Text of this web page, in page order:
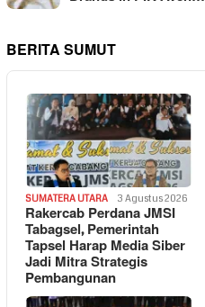
BERITA SUMUT
SUMATERA UTARA 3 Agustus 2026
Rakercab Perdana JMSI
Tabagsel, Pemerintah
Tapsel Harap Media Siber
Jadi Mitra Strategis
Pembangunan